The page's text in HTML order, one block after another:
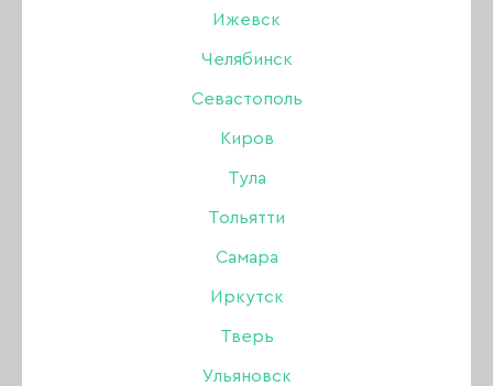
Ижевск
Челябинск
Севастополь
Киров
Тула
Тольятти
Самара
Иркутск
Тверь
Ульяновск